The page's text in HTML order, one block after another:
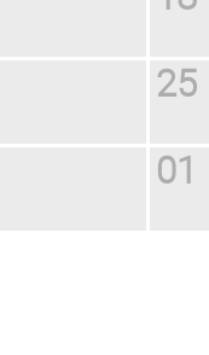
25
01